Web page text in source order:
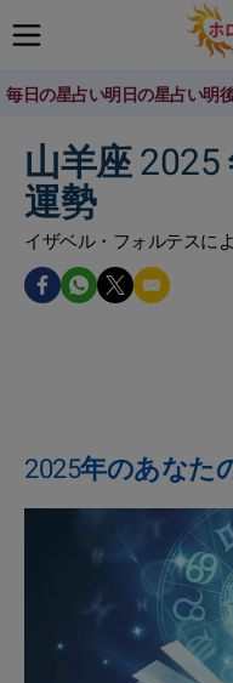
毎日の星占い明日の星占い明
山羊座
運勢
イザベル・フォルテスに
2025年のあなた